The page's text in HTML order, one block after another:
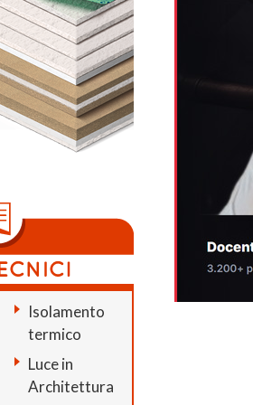
Isolamento
termico
Luce in
Architettura